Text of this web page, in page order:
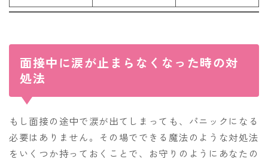
面接中に涙が止まらなくなった時の対
処法
もし面接の途中で涙が出てしまっても、パニックになる
必要はありません。その場でできる魔法のような対処法
をいくつか持っておくことで、お守りのようにあなたの